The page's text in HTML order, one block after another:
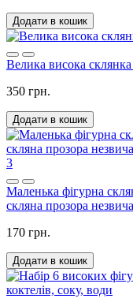
Додати в кошик
Велика висока
350 грн.
Додати в кошик
3
Маленька фігурна
скляна прозора
170 грн.
Додати в кошик